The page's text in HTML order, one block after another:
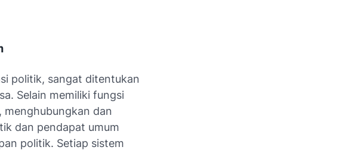
politik, sangat ditentukan
Selain memiliki fungsi
menghubungkan dan
dan pendapat umum
politik. Setiap sistem